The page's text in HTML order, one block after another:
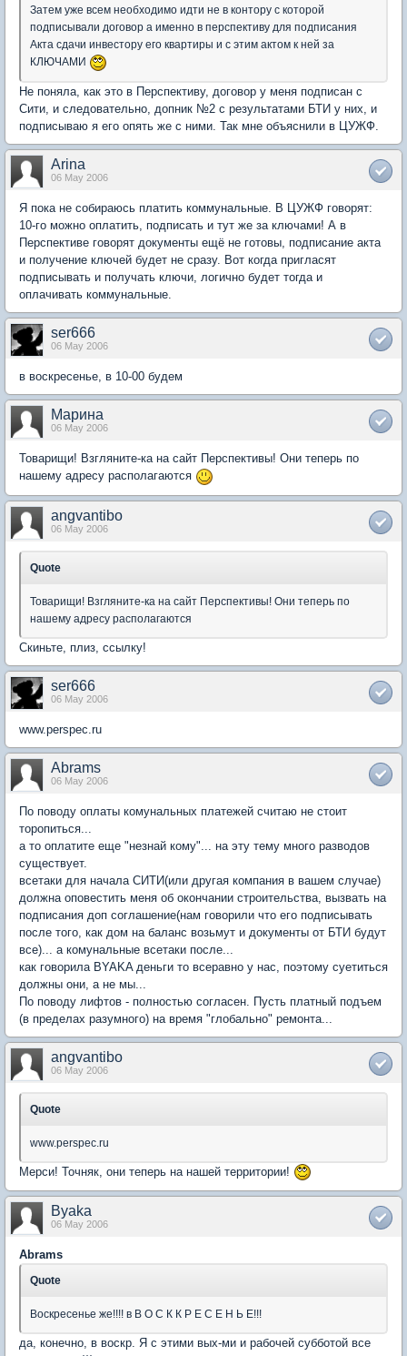
Затем уже всем необходимо идти не в контору с которой
подписывали договор а именно в перспективу для подписания
Акта сдачи инвестору его квартиры и с этим актом к ней за
КЛЮЧАМИ
Не поняла, как это в Перспективу, договор у меня подписан с
Сити, и следовательно, допник №2 с результатами БТИ у них, и
подписываю я его опять же с ними. Так мне объяснили в ЦУЖФ.
Arina
06 May 2006
Я пока не собираюсь платить коммунальные. В ЦУЖФ говорят:
10-го можно оплатить, подписать и тут же за ключами! А в
Перспективе говорят документы ещё не готовы, подписание акта
и получение ключей будет не сразу. Вот когда пригласят
подписывать и получать ключи, логично будет тогда и
оплачивать коммунальные.
ser666
06 May 2006
в воскресенье, в 10-00 будем
Марина
06 May 2006
Товарищи! Взгляните-ка на сайт Перспективы! Они теперь по
нашему адресу располагаются
angvantibo
06 May 2006
Quote
Товарищи! Взгляните-ка на сайт Перспективы! Они теперь по
нашему адресу располагаются
Скиньте, плиз, ссылку!
ser666
06 May 2006
www.perspec.ru
Abrams
06 May 2006
По поводу оплаты комунальных платежей считаю не стоит
торопиться...
а то оплатите еще "незнай кому"... на эту тему много разводов
существует.
всетаки для начала СИТИ(или другая компания в вашем случае)
должна оповестить меня об окончании строительства, вызвать на
подписания доп соглашение(нам говорили что его подписывать
после того, как дом на баланс возьмут и документы от БТИ будут
все)... а комунальные всетаки после...
как говорила BYAKA деньги то всеравно у нас, поэтому суетиться
должны они, а не мы...
По поводу лифтов - полностью согласен. Пусть платный подъем
(в пределах разумного) на время "глобально" ремонта...
angvantibo
06 May 2006
Quote
www.perspec.ru
Мерси! Точняк, они теперь на нашей территории!
Byaka
06 May 2006
Abrams
Quote
Воскресенье же!!!! в В О С К К Р Е С Е Н Ь Е!!!
да, конечно, в воскр. Я с этими вых-ми и рабочей субботой все